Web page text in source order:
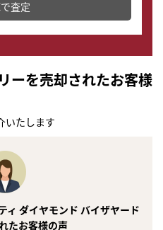
査定
ーを売却されたお客様
いたします
ィ ダイヤモンド バイザヤード
たお客様の声